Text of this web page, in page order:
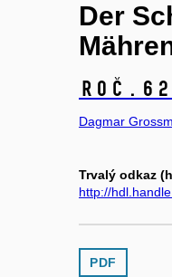
Der
Dagmar
Trvalý odkaz
http://
PDF